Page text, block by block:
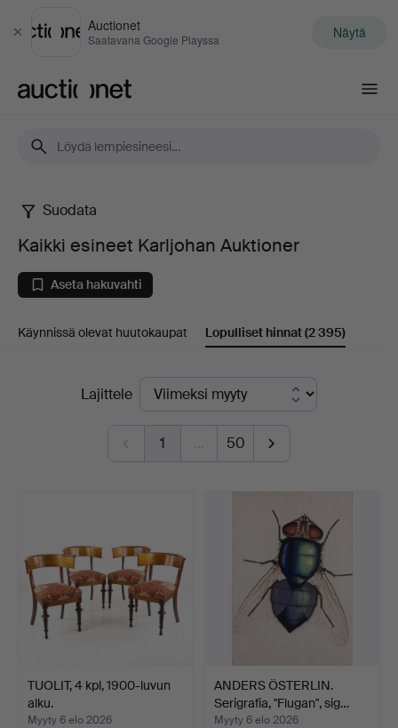
Sulje
Auctionet
Saatavana Google Playssa Näytä
Kaikki
esineet
Karljohan
Auktioner
Suodata
Kaikki esineet Karljohan Auktioner
Aseta hakuvahti
Käynnissä olevat huutokaupat Lopulliset hinnat(2 395)
LopullisetLajittele
1 … 50
TUOLIT, 4 kpl, 1900-luvun
alku.
Myyty 6 elo 2026
ANDERS ÖSTERLIN.
Serigrafia, "Flugan", sig…
Myyty 6 elo 2026